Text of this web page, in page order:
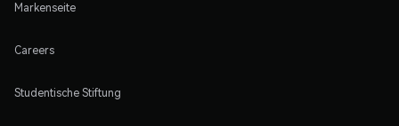
Markenseite
Careers
Studentische Stiftung